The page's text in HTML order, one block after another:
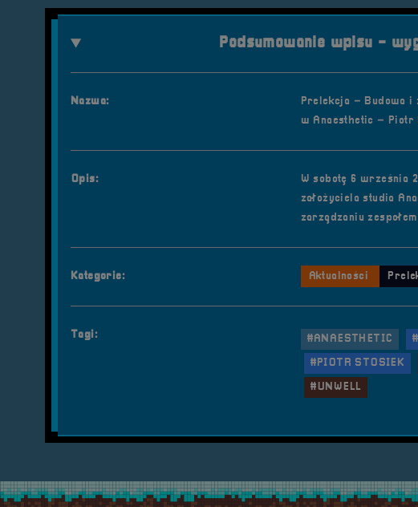
Podsumowanie wpisu -
Nazwa:
Prelekcja – Budowa i
w Anaesthetic – Piotr
Opis:
W sobotę 6 września
założyciela studia
zarządzaniu
Kategorie: Aktualności
Tagi: #ANAESTHETIC
#PIOTR STOSIEK
#UNWELL